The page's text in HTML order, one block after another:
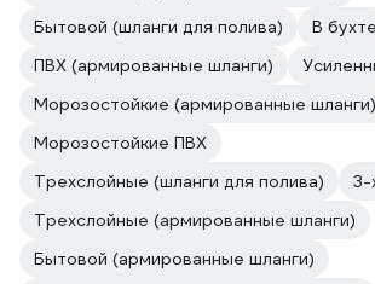
Бытовой (шланги для полива)
В бухте
ПВХ (армированные шланги)
Морозостойкие (армированные шланги)
Морозостойкие ПВХ
Трехслойные (шланги для полива)
3-
Трехслойные (армированные шланги)
Бытовой (армированные шланги)